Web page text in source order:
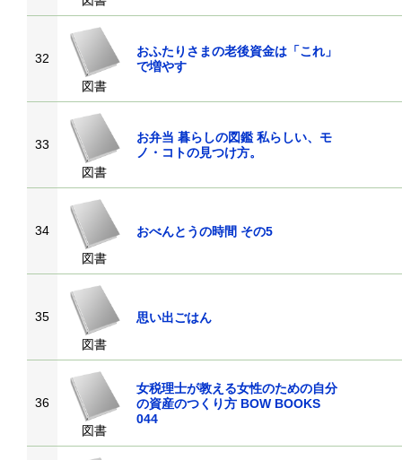
32
図書
おふたりさまの老後資金は「これ」
で増やす
33
図書
お弁当 暮らしの図鑑 私らしい、モ
ノ・コトの見つけ方。
34
図書
おべんとうの時間 その5
35
図書
思い出ごはん
36
図書
女税理士が教える女性のための自分
の資産のつくり方 BOW BOOKS
044